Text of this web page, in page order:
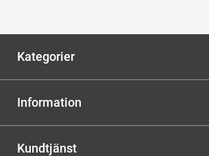
Kategorier
Information
Kundtjänst